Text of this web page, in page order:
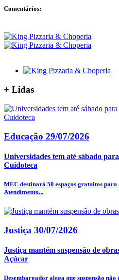
Comentários:
+ Lidas
Educação 29/07/2026
Universidades tem até sábado
Cuidoteca
MEC destinará 50 espaços gratuitos
Atendimento...
Justiça 30/07/2026
Justiça mantém suspensão de
Açúcar
Desembargador alega que suspensão